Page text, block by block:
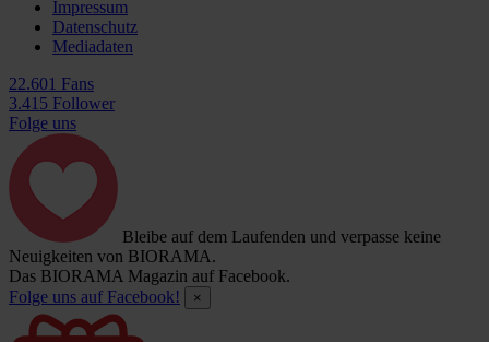
Impressum
Datenschutz
Mediadaten
22.601 Fans
3.415 Follower
Folge uns
Bleibe auf dem Laufenden und verpasse keine
Neuigkeiten von BIORAMA.
Das BIORAMA Magazin auf Facebook.
Folge uns auf Facebook!
×